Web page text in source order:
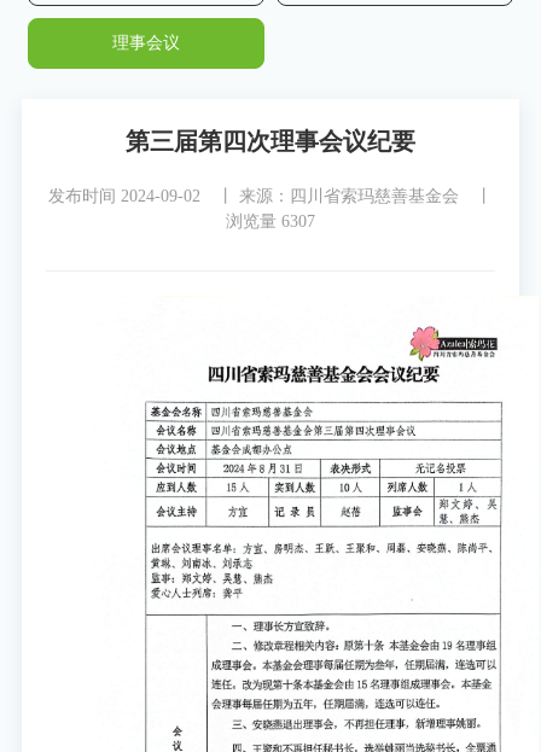
理事会议
第三届第四次理事会议纪要
发布时间 2024-09-02 丨
来源：四川省索玛慈善基金会 丨
浏览量 6307